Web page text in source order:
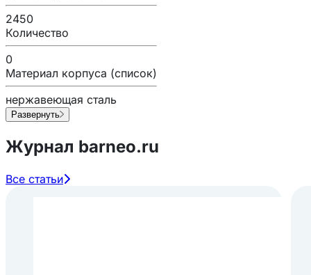
2450
Количество
0
Материал корпуса (список)
нержавеющая сталь
Развернуть
Журнал barneo.ru
Все статьи